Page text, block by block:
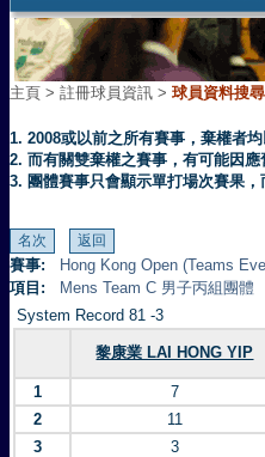
主頁 > 註冊球員資訊 > 球員資料搜尋
1. 2008或以前之所有賽事，棄權者均
2. 而有關雙棄權之賽事，有可能因
3. 團體賽事只會顯示單打場次賽果，
賽事:
Hong Kong Open (Teams
項目:
Mens Team C 男子丙組團體
System Record 81 -3
黎康業 LAI HONG YIP
1
7
2
11
3
3